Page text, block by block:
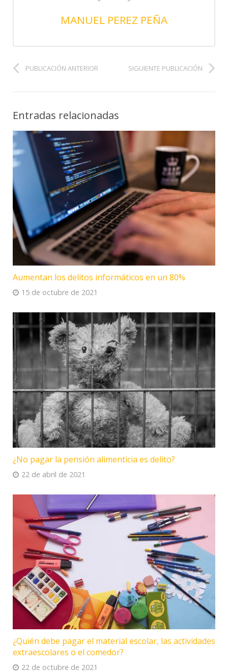
MANUEL PEREZ PEÑA
PUBLICACIÓN ANTERIOR SIGUIENTE PUBLICACIÓN
Entradas relacionadas
Aumentan los delitos informáticos en un 80%
15 de octubre de 2021
¿No pagar la pensión alimenticia es delito?
22 de abril de 2021
¿Quién debe pagar el material escolar, las actividades
extraescolares o el comedor?
22 de octubre de 2021